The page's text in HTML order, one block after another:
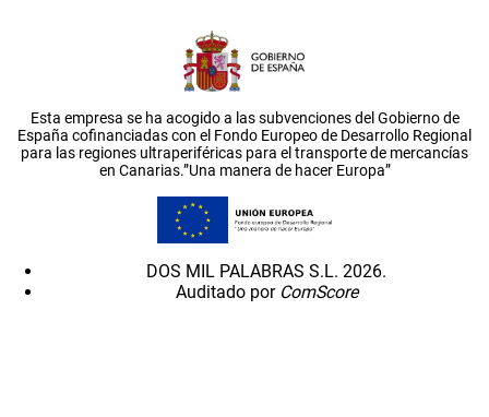
Esta empresa se ha acogido a las subvenciones del Gobierno de
España cofinanciadas con el Fondo Europeo de Desarrollo Regional
para las regiones ultraperiféricas para el transporte de mercancías
en Canarias.”Una manera de hacer Europa”
DOS MIL PALABRAS S.L. 2026.
Auditado por ComScore